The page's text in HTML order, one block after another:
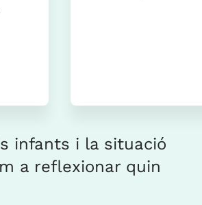
infants i la situació
a reflexionar quin